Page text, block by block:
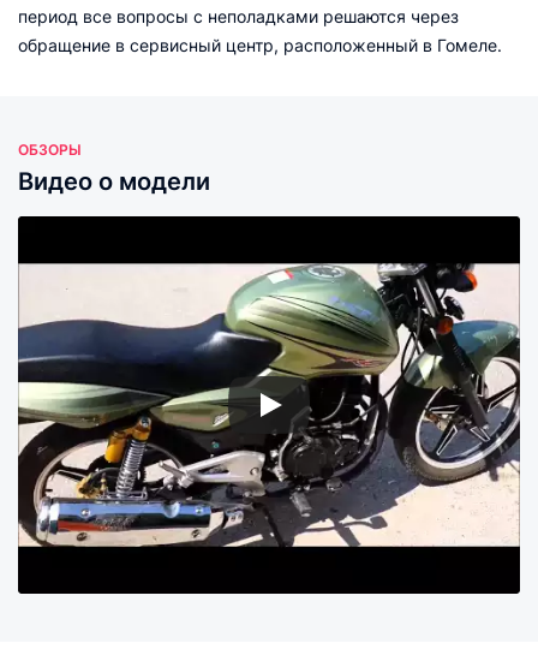
период все вопросы с неполадками решаются через
обращение в сервисный центр, расположенный в Гомеле.
ОБЗОРЫ
Видео о модели